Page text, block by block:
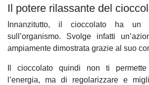
Il potere rilassante del
Innanzitutto, il cioccolato ha un
sull’organismo. Svolge infatti
ampiamente dimostrata grazie al suo
Il cioccolato quindi non ti
l’energia, ma di regolarizzare e